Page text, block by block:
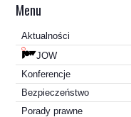
Menu
Aktualności
JOW
Konferencje
Bezpieczeństwo
Porady prawne